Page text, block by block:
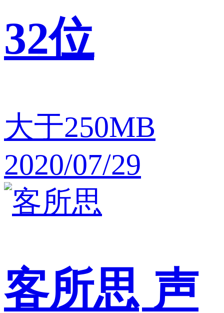
32位
大于250MB
2020/07/29
客所思 声